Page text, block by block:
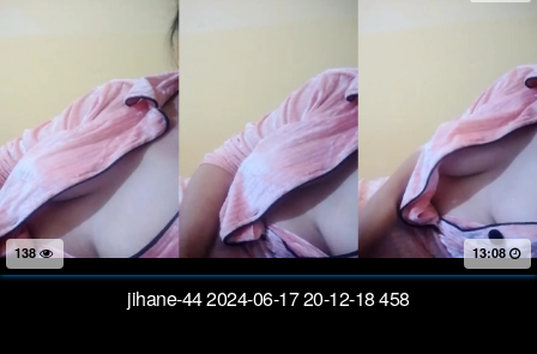
138 13:08
jihane-44 2024-06-17 20-12-18 458